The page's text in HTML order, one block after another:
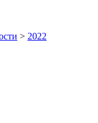
> 2022